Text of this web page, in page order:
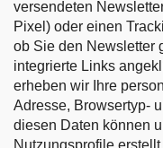
versendeten
Pixel) oder einen
ob Sie den Newsletter
integrierte Links
erheben wir Ihre
Adresse, Browsertyp-
diesen Daten können
Nutzungsprofile